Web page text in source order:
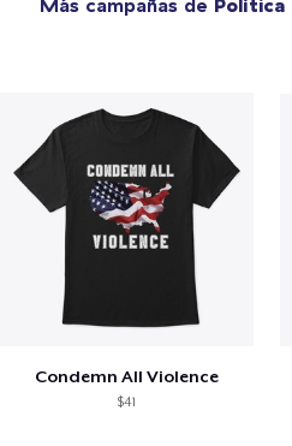
Condemn All Violence
$41